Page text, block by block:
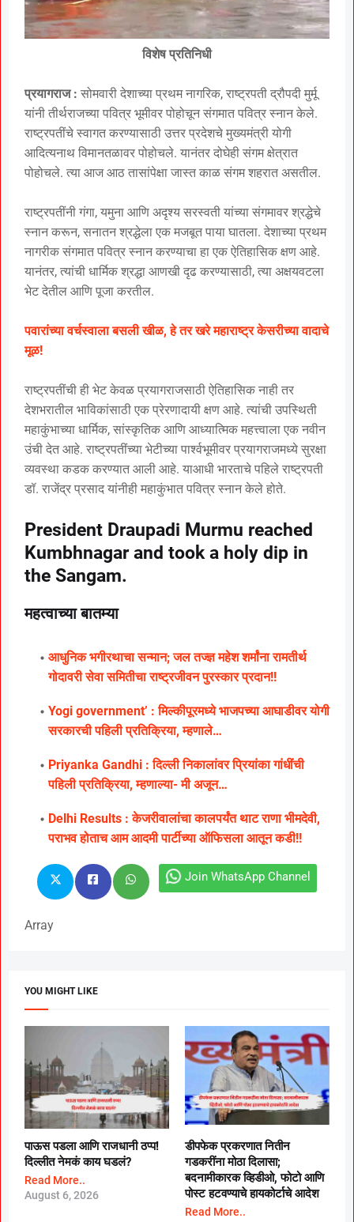
विशेष प्रतिनिधी
प्रयागराज : सोमवारी देशाच्या प्रथम नागरिक, राष्ट्रपती द्रौपदी मुर्मू
यांनी तीर्थराजच्या पवित्र भूमीवर पोहोचून संगमात पवित्र स्नान केले.
राष्ट्रपतींचे स्वागत करण्यासाठी उत्तर प्रदेशचे मुख्यमंत्री योगी
आदित्यनाथ विमानतळावर पोहोचले. यानंतर दोघेही संगम क्षेत्रात
पोहोचले. त्या आज आठ तासांपेक्षा जास्त काळ संगम शहरात असतील.
राष्ट्रपतींनी गंगा, यमुना आणि अदृश्य सरस्वती यांच्या संगमावर श्रद्धेचे
स्नान करून, सनातन श्रद्धेला एक मजबूत पाया घातला. देशाच्या प्रथम
नागरीक संगमात पवित्र स्नान करण्याचा हा एक ऐतिहासिक क्षण आहे.
यानंतर, त्यांची धार्मिक श्रद्धा आणखी दृढ करण्यासाठी, त्या अक्षयवटला
भेट देतील आणि पूजा करतील.
पवारांच्या वर्चस्वाला बसली खीळ, हे तर खरे महाराष्ट्र केसरीच्या वादाचे
मूळ!
राष्ट्रपतींची ही भेट केवळ प्रयागराजसाठी ऐतिहासिक नाही तर
देशभरातील भाविकांसाठी एक प्रेरणादायी क्षण आहे. त्यांची उपस्थिती
महाकुंभाच्या धार्मिक, सांस्कृतिक आणि आध्यात्मिक महत्त्वाला एक नवीन
उंची देत ​​आहे. राष्ट्रपतींच्या भेटीच्या पार्श्वभूमीवर प्रयागराजमध्ये सुरक्षा
व्यवस्था कडक करण्यात आली आहे. याआधी भारताचे पहिले राष्ट्रपती
डॉ. राजेंद्र प्रसाद यांनीही महाकुंभात पवित्र स्नान केले होते.
President Draupadi Murmu reached
Kumbhnagar and took a holy dip in
the Sangam.
महत्वाच्या बातम्या
आधुनिक भगीरथाचा सन्मान; जल तज्ज्ञ महेश शर्मांना रामतीर्थ
गोदावरी सेवा समितीचा राष्ट्रजीवन पुरस्कार प्रदान!!
Yogi government’ : मिल्कीपूरमध्ये भाजपच्या आघाडीवर योगी
सरकारची पहिली प्रतिक्रिया, म्हणाले…
Priyanka Gandhi : दिल्ली निकालांवर प्रियांका गांधींची
पहिली प्रतिक्रिया, म्हणाल्या- मी अजून…
Delhi Results : केजरीवालांचा कालपर्यंत थाट राणा भीमदेवी,
पराभव होताच आम आदमी पार्टीच्या ऑफिसला आतून कडी!!
Join WhatsApp Channel
Array
YOU MIGHT LIKE
पाऊस पडला आणि राजधानी ठप्प!
दिल्लीत नेमकं काय घडलं?
Read More..
August 6, 2026
डीपफेक प्रकरणात नितीन
गडकरींना मोठा दिलासा;
बदनामीकारक व्हिडीओ, फोटो आणि
पोस्ट हटवण्याचे हायकोर्टाचे आदेश
Read More..